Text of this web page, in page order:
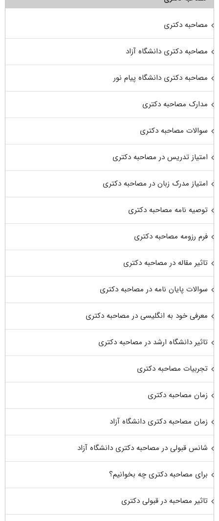
مصاحبه دکتری
مصاحبه دکتری دانشگاه آزاد
مصاحبه دکتری دانشگاه پیام نور
مدارک مصاحبه دکتری
سوالات مصاحبه دکتری
امتیاز تدریس در مصاحبه دکتری
امتیاز مدرک زبان در مصاحبه دکتری
توصیه نامه مصاحبه دکتری
فرم رزومه مصاحبه دکتری
تاثیر مقاله در مصاحبه دکتری
سوالات پایان نامه در مصاحبه دکتری
معرفی خود به انگلیسی در مصاحبه دکتری
تاثیر دانشگاه ارشد در مصاحبه دکتری
تجربیات مصاحبه دکتری
زمان مصاحبه دکتری
زمان مصاحبه دکتری دانشگاه آزاد
شانس قبولی در مصاحبه دکتری دانشگاه آزاد
برای مصاحبه دکتری چه بخوانیم؟
تاثیر مصاحبه در قبولی دکتری